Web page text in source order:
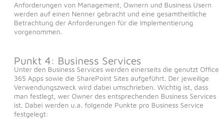
Anforderungen von Management, Ownern und Business Usern
werden auf einen Nenner gebracht und eine gesamtheitliche
Betrachtung der Anforderungen für die Implementierung
vorgenommen.
Punkt 4: Business Services
Unter den Business Services werden einerseits die genutzt Office
365 Apps sowie die SharePoint Sites aufgeführt. Der jeweilige
Verwendungszweck wird dabei umschrieben. Wichtig ist, dass
man festlegt, wer Owner des entsprechenden Business Services
ist. Dabei werden u.a. folgende Punkte pro Business Service
festgelegt: